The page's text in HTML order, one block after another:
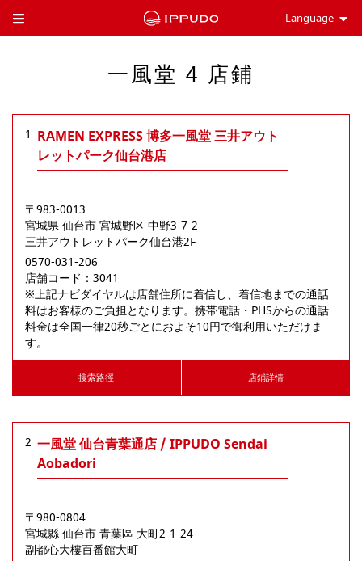
Toggle Header Menu Language
一風堂 4 店鋪
1 RAMEN EXPRESS 博多一風堂 三井アウト
レットパーク仙台港店
〒983-0013
宮城県仙台市宮城野区中野3-7-2
三井アウトレットパーク仙台港2F
0570-031-206
店舗コード：3041
※上記ナビダイヤルは店舗住所に着信し、着信地までの通話
料はお客様のご負担となります。携帯電話・PHSからの通話
料金は全国一律20秒ごとにおよそ10円で御利用いただけま
す。
搜索路徑 店鋪詳情
2 一風堂 仙台青葉通店 / IPPUDO Sendai
Aobadori
〒980-0804
宮城縣仙台市青葉區 大町2-1-24
副都心大樓百番館大町